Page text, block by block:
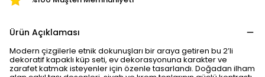
Ürün Açıklaması
Modern çizgilerle etnik dokunuşları bir araya getiren bu 2’li
dekoratif kapaklı küp seti, ev dekorasyonuna karakter ve
zarafet katmak isteyenler için özenle tasarlandı. Doğadan ilham